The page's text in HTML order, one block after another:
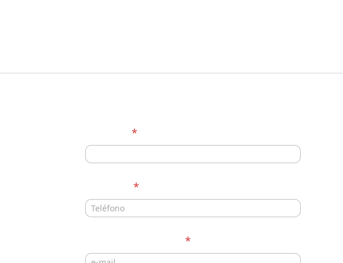
Nombre*
Teléfono*
Correo electrónico*